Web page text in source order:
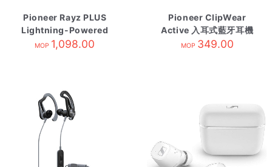
Pioneer Rayz PLUS
Lightning-Powered
消噪耳機 銅 SE-
MOP 1,098.00
Pioneer ClipWear
Active 入耳式藍牙耳機
灰 SE-CL5BTH
MOP 349.00